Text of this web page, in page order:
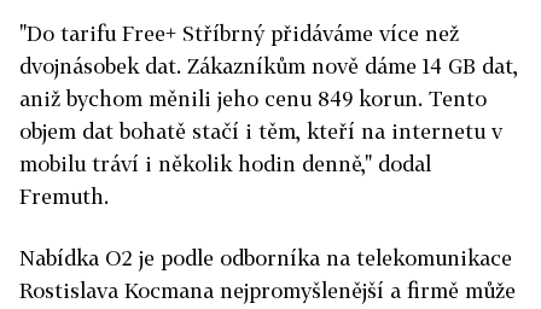
"Do tarifu Free+ Stříbrný přidáváme více než
dvojnásobek dat. Zákazníkům nově dáme 14 GB dat,
aniž bychom měnili jeho cenu 849 korun. Tento
objem dat bohatě stačí i těm, kteří na internetu v
mobilu tráví i několik hodin denně," dodal
Fremuth.
Nabídka O2 je podle odborníka na telekomunikace
Rostislava Kocmana nejpromyšlenější a firmě může